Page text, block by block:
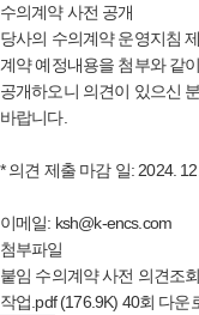
수의계약 사전 공개
당사의 수의계약 운영지침
계약 예정내용을 첨부와 같이
공개하오니 의견이 있으신
바랍니다.
* 의견 제출 마감 일: 2024.
이메일: ksh@k-encs.com
첨부파일
붙임 수의계약 사전 의견조
작업.pdf (176.9K) 40회 다운